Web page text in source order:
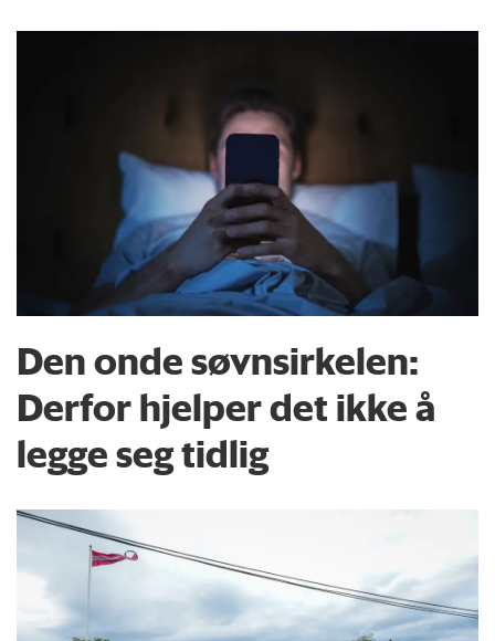
Den onde søvnsirkelen:
Derfor hjelper det ikke å
legge seg tidlig